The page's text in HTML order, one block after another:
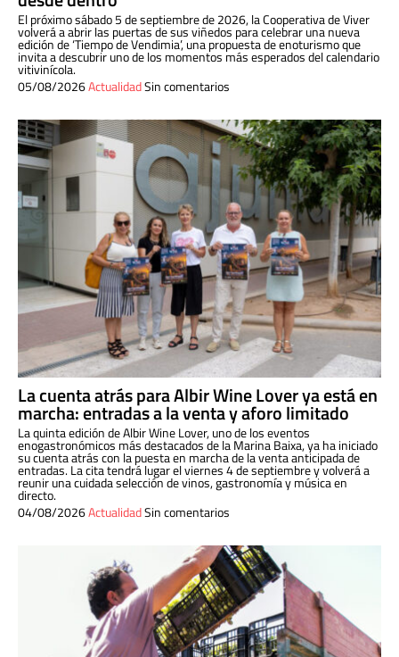
El próximo sábado 5 de septiembre de 2026, la Cooperativa de Viver
volverá a abrir las puertas de sus viñedos para celebrar una nueva
edición de ‘Tiempo de Vendimia’, una propuesta de enoturismo que
invita a descubrir uno de los momentos más esperados del calendario
vitivinícola.
05/08/2026ActualidadSin comentarios
La cuenta atrás para Albir Wine Lover ya está en
marcha: entradas a la venta y aforo limitado
La quinta edición de Albir Wine Lover, uno de los eventos
enogastronómicos más destacados de la Marina Baixa, ya ha iniciado
su cuenta atrás con la puesta en marcha de la venta anticipada de
entradas. La cita tendrá lugar el viernes 4 de septiembre y volverá a
reunir una cuidada selección de vinos, gastronomía y música en
directo.
04/08/2026ActualidadSin comentarios